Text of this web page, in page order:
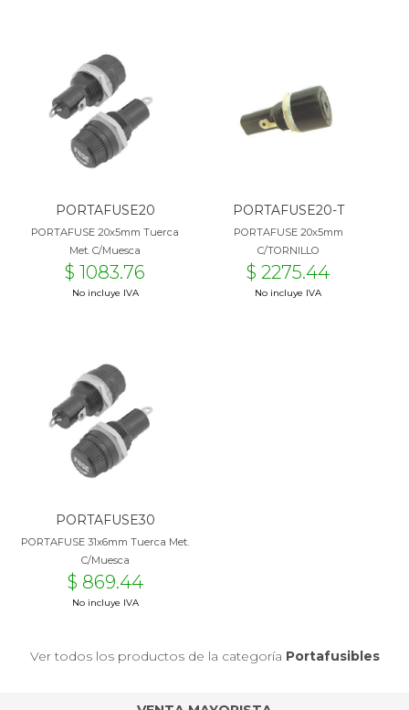
PORTAFUSE20
PORTAFUSE 20x5mm Tuerca
Met. C/Muesca
$ 1083.76
No incluye IVA
PORTAFUSE20-T
PORTAFUSE 20x5mm
C/TORNILLO
$ 2275.44
No incluye IVA
PORTAFUSE30
PORTAFUSE 31x6mm Tuerca Met.
C/Muesca
$ 869.44
No incluye IVA
Ver todos los productos de la categoría Portafusibles